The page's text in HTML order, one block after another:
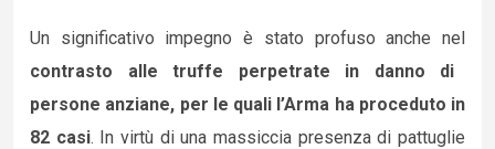
Un significativo impegno è stato profuso anche nel
contrasto alle truffe perpetrate in danno di
persone anziane, per le quali l’Arma ha proceduto in
82 casi. In virtù di una massiccia presenza di pattuglie